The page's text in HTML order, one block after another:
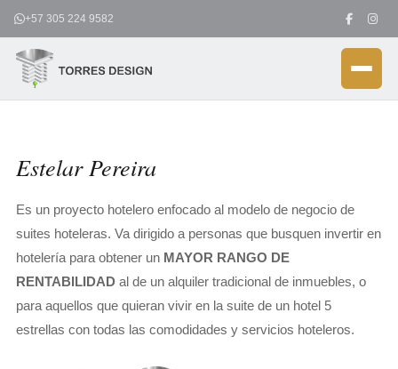
contenido
+57 305 224 9582
Estelar Pereira
Es un proyecto hotelero enfocado al modelo de negocio de
suites hoteleras. Va dirigido a personas que busquen invertir en
hotelería para obtener un MAYOR RANGO DE
RENTABILIDAD al de un alquiler tradicional de inmuebles, o
para aquellos que quieran vivir en la suite de un hotel 5
estrellas con todas las comodidades y servicios hoteleros.